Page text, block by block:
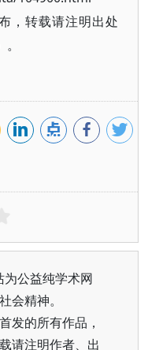
，转载请注明出处
公益纯学术网
会精神。
发的所有作品，
请注明作者、出